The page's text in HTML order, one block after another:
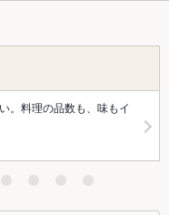
。料理の品数も、味もイ